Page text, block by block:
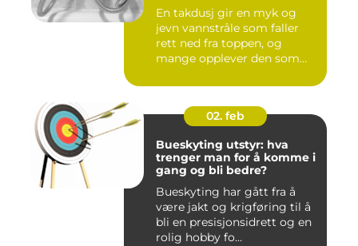
En takdusj gir en myk og
jevn vannstråle som faller
rett ned fra toppen, og
mange opplever den som
02. feb
Bueskyting utstyr: hva
trenger man for å komme i
gang og bli bedre?
Bueskyting har gått fra å
være jakt og krigføring til å
bli en presisjonsidrett og en
rolig hobby fo...